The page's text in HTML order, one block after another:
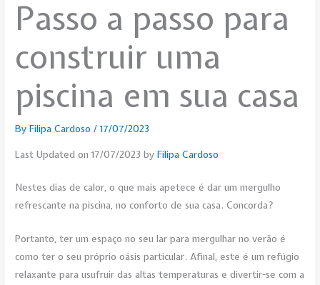
Passo a passo para
construir uma
piscina em sua casa
ByFilipa Cardoso/17/07/2023
Last Updated on 17/07/2023 byFilipa Cardoso
Nestes dias de calor, o que mais apetece é dar um mergulho
refrescante na piscina, no conforto de sua casa. Concorda?
Portanto, ter um espaço no seu lar para mergulhar no verão é
como ter o seu próprio oásis particular. Afinal, este é um refúgio
relaxante para usufruir das altas temperaturas e divertir-se com a